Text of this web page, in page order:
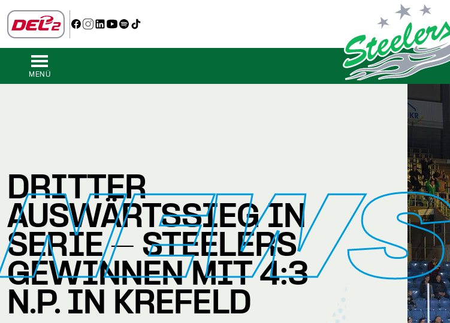
MENÜ
NEWS
DRITTER
AUSWÄRTSSIEG IN
SERIE – STEELERS
GEWINNEN MIT 4:3
N.P. IN KREFELD